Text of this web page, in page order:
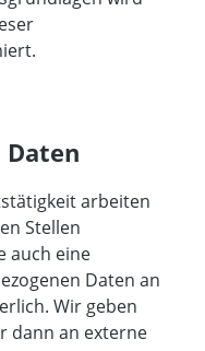
Daten
arbeiten
Stellen
auch eine
Daten an
Wir geben
dann an externe